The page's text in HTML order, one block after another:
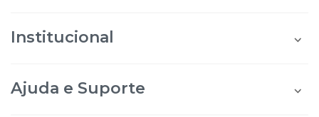
Institucional
Área do Afiliado
Ajuda e Suporte